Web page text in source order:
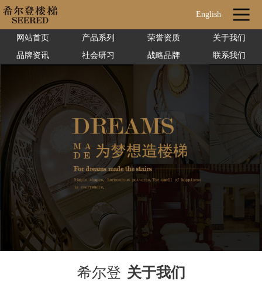
English
网站首页 产品系列 荣誉资质
关于我们
品牌资讯
社会研习 战略品牌 联系我们
希尔登 关于我们